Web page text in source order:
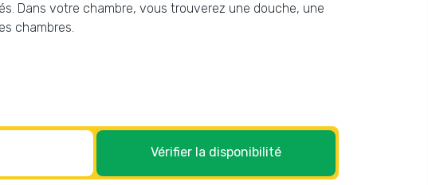
Dans votre chambre, vous trouverez une douche, une
chambres.
Vérifier la disponibilité